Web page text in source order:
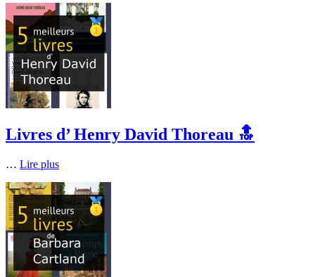
Livres d’ Henry David Thoreau 🔝
… Lire plus